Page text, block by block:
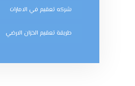
شركه تعقيم في الامارات
طريقة تعقيم الخزان الارضي